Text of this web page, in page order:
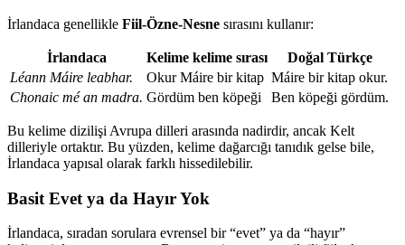
İrlandaca genellikle Fiil-Özne-Nesne sırasını kullanır:
İrlandaca Kelime kelime sırası
Doğal Türkçe
Léann Máire leabhar.
Okur Máire bir kitap Máire bir kitap okur.
Chonaic mé an madra. Gördüm ben köpeği Ben köpeği gördüm.
Bu kelime dizilişi Avrupa dilleri arasında nadirdir, ancak Kelt
dilleriyle ortaktır. Bu yüzden, kelime dağarcığı tanıdık gelse bile,
İrlandaca yapısal olarak farklı hissedilebilir.
Basit Evet ya da Hayır Yok
İrlandaca, sıradan sorulara evrensel bir “evet” ya da “hayır”